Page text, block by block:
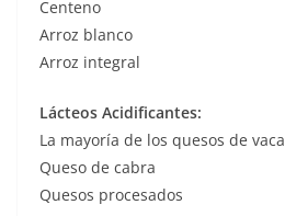
Centeno
Arroz blanco
Arroz integral
Lácteos Acidificantes:
La mayoría de los quesos de vaca
Queso de cabra
Quesos procesados